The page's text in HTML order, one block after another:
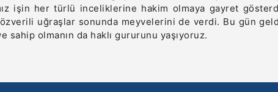
işin her türlü inceliklerine hakim olmaya gayret
uğraşlar sonunda meyvelerini de verdi. Bu gün
olmanın da haklı gururunu yaşıyoruz.